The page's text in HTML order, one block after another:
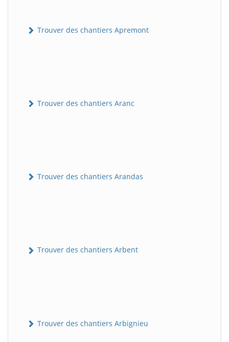
Trouver des chantiers Apremont
Trouver des chantiers Aranc
Trouver des chantiers Arandas
Trouver des chantiers Arbent
Trouver des chantiers Arbignieu